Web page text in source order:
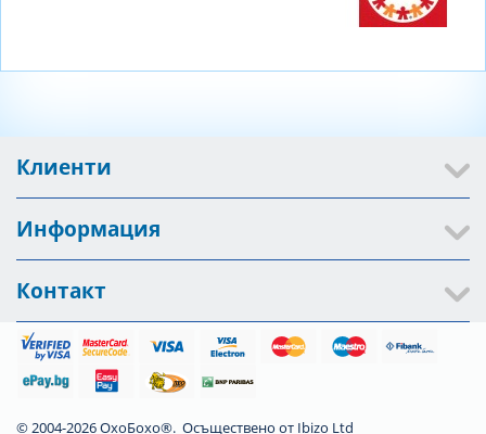
Клиенти
Информация
Контакт
© 2004-2026 ОхоБохо®. Осъществено от Ibizo Ltd